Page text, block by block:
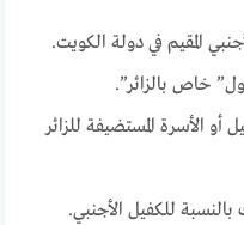
المقيم في دولة الكويت.
خاص بالزائر”.
أو الأسرة المستضيفة للزائر
للكفيل الأجنبي.